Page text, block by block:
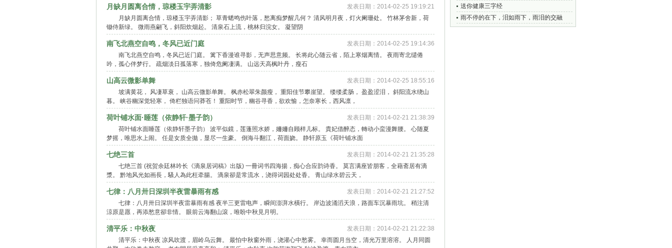
发表日期：2014-02-25 19:19:21
月缺月圆离合情，琼楼玉宇弄清影
月缺月圆离合情，琼楼玉宇弄清影； 草青蟋鸣伤叶落，愁离痴梦醒几何？ 清风明月夜，灯火阑珊处。 竹林茅舍新，荷
锄侍新绿。 微雨燕翩飞，斜阳炊烟起。 清泉石上流，桃林归浣女。 凝望阴
发表日期：2014-02-25 19:14:36
南飞北燕空自鸣，冬风已近门庭
南飞北燕空自鸣，冬风已近门庭。 篱下香漫谁寻影，无声思意频。 长将此心随云省，陌上寒烟离情。 夜雨寄北缱倦
吟，孤心伴梦行。 疏烟淡日孤落寒，独倚危阑凄满。 山远天高枫叶丹，瘦石
发表日期：2014-02-25 18:55:16
山高云微影单舞
坡满黄花， 风凄草衰， 山高云微影单舞。 枫赤松翠朱颜瘦， 重阳佳节攀崖望。 缕缕柔肠， 盈盈涩泪， 斜阳流水绕山
暮。 峡谷幽深觉轻寒， 倚栏独语问莽苍！ 重阳时节，幽谷寻香，欲欢愉，怎奈寒长，西风凛，
发表日期：2014-02-21 21:38:39
荷叶铺水面·睡莲（依静轩·墨子韵）
荷叶铺水面睡莲（依静轩墨子韵） 波平似鏡，莲蓬照水娇，姍姍自顾样儿标。 貴妃借醉态，轉动小蛮漫舞腰。 心随夏
梦摇，唯思水上闹。 任是女质全拋，显尽一生豪。 倒海斗翻江，荷面娆。 静轩原玉《荷叶铺水面
发表日期：2014-02-21 21:35:28
七绝三首
七绝三首 (祝贺余廷林吟长《滴泉居词稿》出版) 一冊词书四海揚，痴心合应韵诗香。 莫言满座皆朋客，全藉斋居有滴
漿。 黔地风光如画長，騷人為此枉牵腸。 滴泉卻是常流水，浇得词园处处香。 青山绿水碧云天，
发表日期：2014-02-21 21:27:52
七律：八月卅日深圳半夜雷暴雨有感
七律：八月卅日深圳半夜雷暴雨有感 夜半三更雷电声，瞬间澎湃水橫行。 岸边波涌滔天浪，路面车沉暴雨坑。 稍注清
涼原是愿，再添愁意卻非情。 眼前云海翻山滾，唯盼中秋見月明。
发表日期：2014-02-21 21:22:38
清平乐：中秋夜
清平乐：中秋夜 凉风吹渡，眉岭乌云舞。 最怕中秋窗外雨，浇灌心中愁雾。 幸而圆月当空，清光万里溶溶。 人月同圆
送你健康三字经
雨不停的在下，泪如雨下，雨泪的交融